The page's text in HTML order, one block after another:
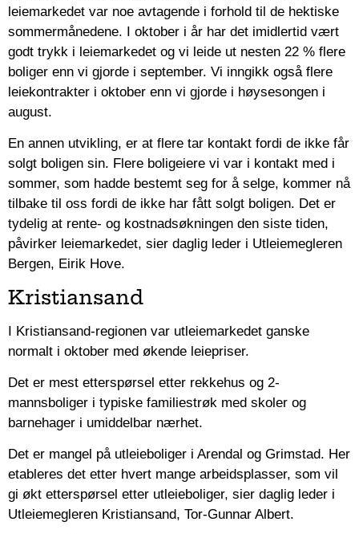
leiemarkedet var noe avtagende i forhold til de hektiske
sommermånedene. I oktober i år har det imidlertid vært
godt trykk i leiemarkedet og vi leide ut nesten 22 % flere
boliger enn vi gjorde i september. Vi inngikk også flere
leiekontrakter i oktober enn vi gjorde i høysesongen i
august.
En annen utvikling, er at flere tar kontakt fordi de ikke får
solgt boligen sin. Flere boligeiere vi var i kontakt med i
sommer, som hadde bestemt seg for å selge, kommer nå
tilbake til oss fordi de ikke har fått solgt boligen. Det er
tydelig at rente- og kostnadsøkningen den siste tiden,
påvirker leiemarkedet, sier daglig leder i Utleiemegleren
Bergen, Eirik Hove.
Kristiansand
I Kristiansand-regionen var utleiemarkedet ganske
normalt i oktober med økende leiepriser.
Det er mest etterspørsel etter rekkehus og 2-
mannsboliger i typiske familiestrøk med skoler og
barnehager i umiddelbar nærhet.
Det er mangel på utleieboliger i Arendal og Grimstad. Her
etableres det etter hvert mange arbeidsplasser, som vil
gi økt etterspørsel etter utleieboliger, sier daglig leder i
Utleiemegleren Kristiansand, Tor-Gunnar Albert.